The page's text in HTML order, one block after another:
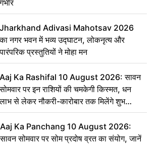
गंभीर
Jharkhand Adivasi Mahotsav 2026
का नगर भवन में भव्य उद्घाटन, लोकनृत्य और
पारंपरिक प्रस्तुतियों ने मोहा मन
Aaj Ka Rashifal 10 August 2026: सावन
सोमवार पर इन राशियों की चमकेगी किस्मत, धन
लाभ से लेकर नौकरी-कारोबार तक मिलेंगे शुभ
संकेत
Aaj Ka Panchang 10 August 2026:
सावन सोमवार पर सोम प्रदोष व्रत का संयोग, जानें